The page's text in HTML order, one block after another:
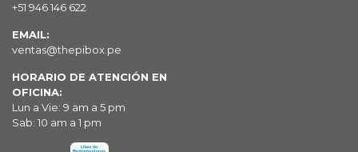
+51 946 146 622
EMAIL:
ventas@thepibox.pe
HORARIO DE ATENCIÓN EN
OFICINA:
Lun a Vie: 9 am a 5 pm
Sab: 10 am a 1 pm